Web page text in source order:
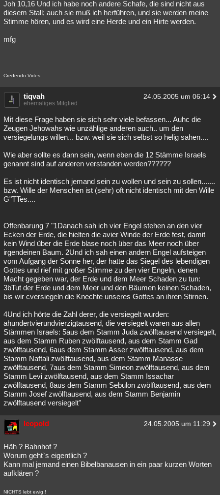
Joh 10,16 Und ich habe noch andere Schafe, die sind nicht aus
diesem Stall; auch sie muß ich herführen, und sie werden meine
Stimme hören, und es wird eine Herde und ein Hirte werden.
mfg
Credendo Vides
tiqvah 24.05.2005 um 06:14
ehemaliges Mitglied
Mit diese Frage haben sie sich sehr viele befassen... Auhc die
Zeugen Jehowahs wie unzählige anderen auch.. um den
versiegelungs willen... bzw. weil sie sich selbst so helig sahen....
Wie aber sollte es dann sein, wenn eben die 12 Stämme Israels
genannt sind auf anderen verstanden werden??????
Es ist nicht identisch jemand sein zu wollen und sein zu sollen.......
bzw. Wille der Menschen ist (sehr) oft nicht identisch mit den Wille
G"TTes....
Offenbarung 7 "1Danach sah ich vier Engel stehen an den vier
Ecken der Erde, die hielten die avier Winde der Erde fest, damit
kein Wind über die Erde blase noch über das Meer noch über
irgendeinen Baum. 2Und ich sah einen andern Engel aufsteigen
vom Aufgang der Sonne her, der hatte das Siegel des lebendigen
Gottes und rief mit großer Stimme zu den vier Engeln, denen
Macht gegeben war, der Erde und dem Meer Schaden zu tun:
3bTut der Erde und dem Meer und den Bäumen keinen Schaden,
bis wir cversiegeln die Knechte unseres Gottes an ihren Stirnen.
4Und ich hörte die Zahl derer, die versiegelt wurden:
ahundertvierundvierzigtausend, die versiegelt waren aus allen
Stämmen Israels: 5aus dem Stamm Juda zwölftausend versiegelt,
aus dem Stamm Ruben zwölftausend, aus dem Stamm Gad
zwölftausend, 6aus dem Stamm Asser zwölftausend, aus dem
Stamm Naftali zwölftausend, aus dem Stamm Manasse
zwölftausend, 7aus dem Stamm Simeon zwölftausend, aus dem
Stamm Levi zwölftausend, aus dem Stamm Issachar
zwölftausend, 8aus dem Stamm Sebulon zwölftausend, aus dem
Stamm Josef zwölftausend, aus dem Stamm Benjamin
zwölftausend versiegelt"
leopold 24.05.2005 um 11:29
Häh ? Bahnhof ?
Worum geht`s eigentlich ?
Kann mal jemand einen Bibelbanausen in ein paar kurzen Worten
aufklären ?
NICHTS lebt ewig !